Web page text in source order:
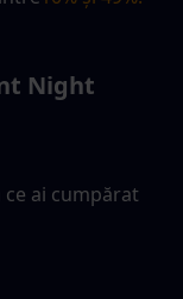
Night
ce ai cumpărat